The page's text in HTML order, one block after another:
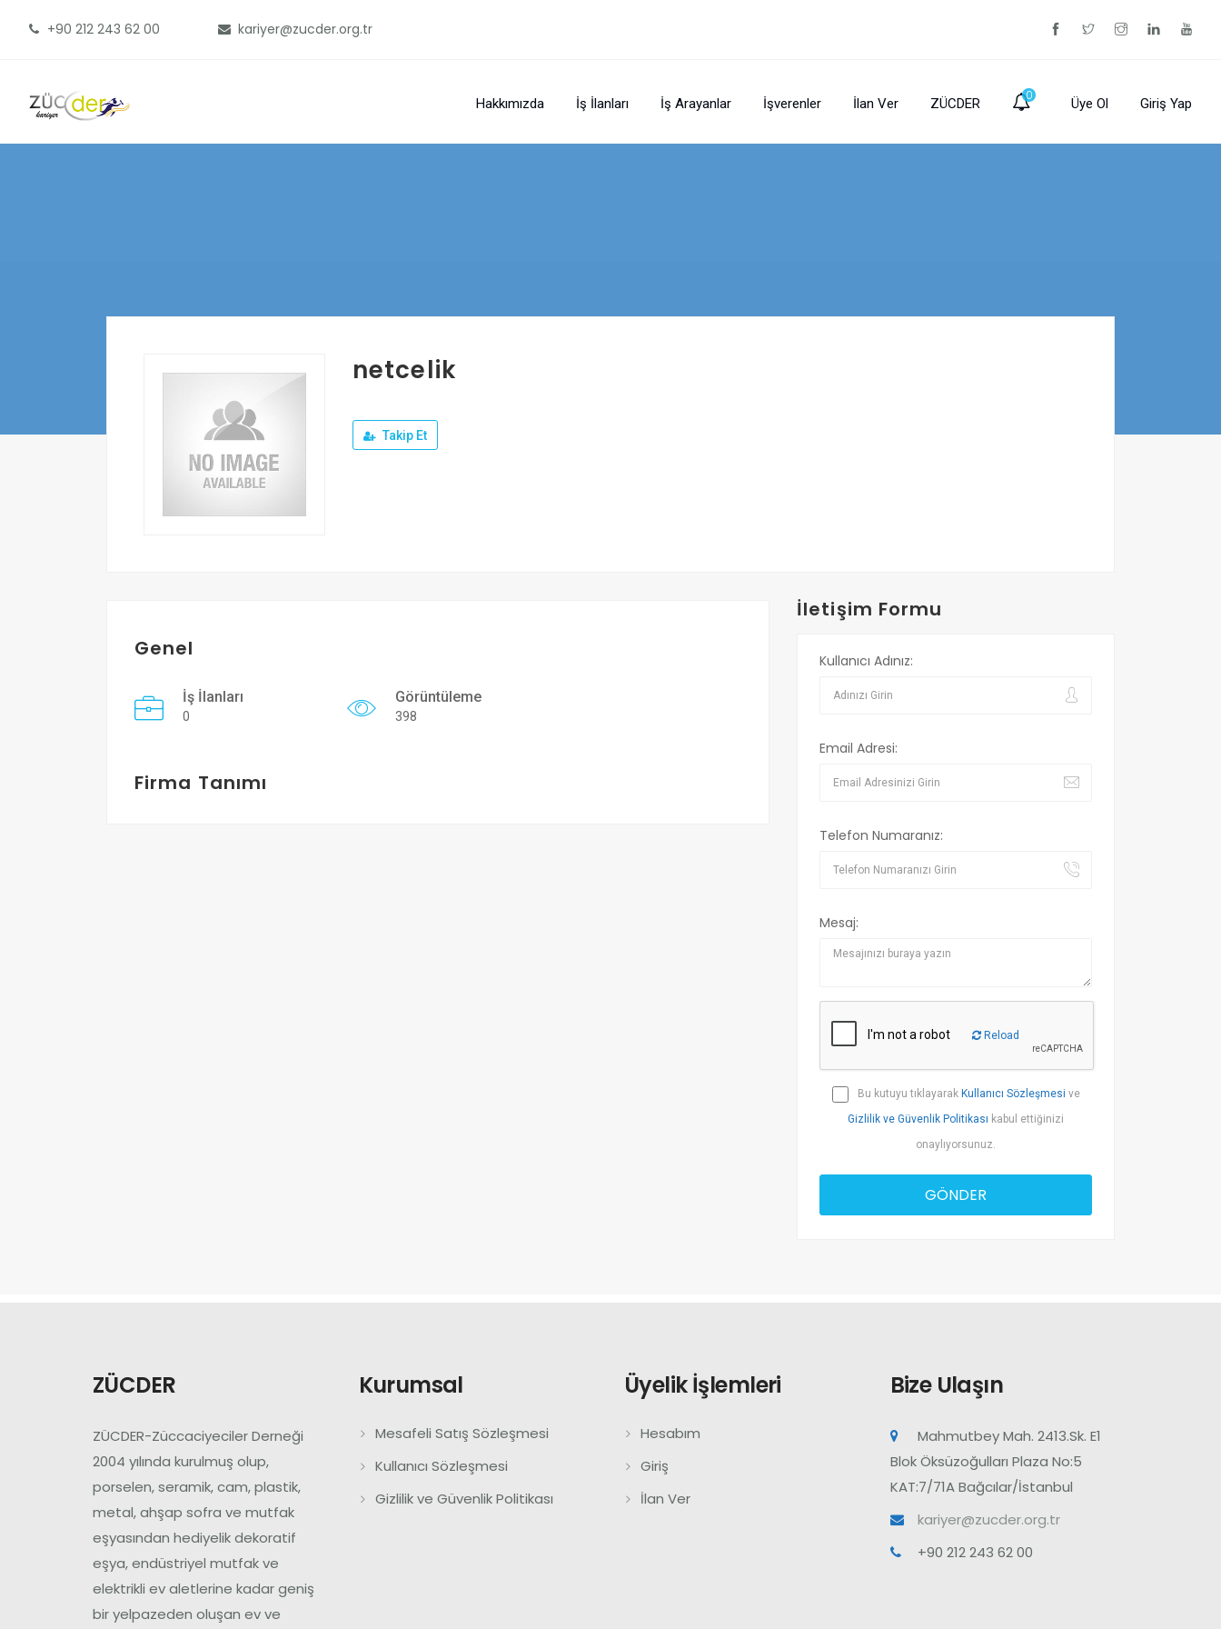
+90 212 243 62 00 kariyer@zucder.org.tr
Hakkımızda İş İlanları İş Arayanlar İşverenler İlan Ver ZÜCDER
0
Üye Ol Giriş Yap
netcelik
Takip Et
Genel
İş İlanları
0
Görüntüleme
398
Firma Tanımı
İletişim Formu
Kullanıcı Adınız:
Email Adresi:
Telefon Numaranız:
Mesaj:
Reload
Bu kutuyu tıklayarak Kullanıcı Sözleşmesi ve
Gizlilik ve Güvenlik Politikası kabul ettiğinizi
onaylıyorsunuz.
ZÜCDER
ZÜCDER-Züccaciyeciler Derneği
2004 yılında kurulmuş olup,
porselen, seramik, cam, plastik,
metal, ahşap sofra ve mutfak
eşyasından hediyelik dekoratif
eşya, endüstriyel mutfak ve
elektrikli ev aletlerine kadar geniş
bir yelpazeden oluşan ev ve
Kurumsal
Mesafeli Satış Sözleşmesi
Kullanıcı Sözleşmesi
Gizlilik ve Güvenlik Politikası
Üyelik İşlemleri
Hesabım
Giriş
İlan Ver
Bize Ulaşın
Mahmutbey Mah. 2413.Sk. E1
Blok Öksüzoğulları Plaza No:5
KAT:7/71A Bağcılar/İstanbul
kariyer@zucder.org.tr
+90 212 243 62 00